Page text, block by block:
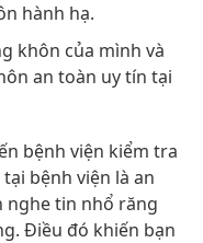
hành hạ.
khôn của mình và
an toàn uy tín tại
bệnh viện kiểm tra
bệnh viện là an
nghe tin nhổ răng
Điều đó khiến bạn